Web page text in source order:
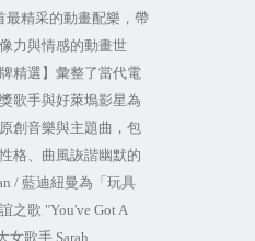
最精采的動畫配樂，帶
力與情感的動畫世
精選】彙整了當代電
歌手與好萊塢影星為
創音樂與主題曲，包
格、曲風詼諧幽默的
/ 藍迪紐曼為「玩具
之歌 "You've Got A
女歌手 Sarah